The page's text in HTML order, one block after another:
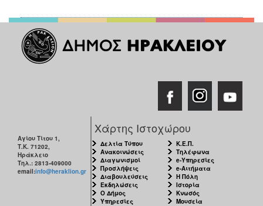
Αγίου Τίτου 1,
Τ.Κ. 71202,
Ηράκλειο
Τηλ.: 2813-409000
email:info@heraklion.gr
Χάρτης Ιστοχώρου
Δελτία Τύπου
Ανακοινώσεις
Διαγωνισμοί
Προσλήψεις
Διαβουλεύσεις
Εκδηλώσεις
Ο Δήμος
Υπηρεσίες
Κ.Ε.Π.
Τηλέφωνα
e-Υπηρεσίες
e-Αιτήματα
Η Πόλη
Ιστορία
Κνωσός
Μουσεία